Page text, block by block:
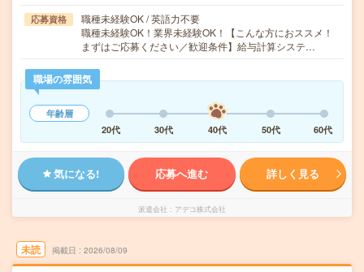
応募資格
職種未経験OK / 英語力不要
職種未経験OK！業界未経験OK！【こんな方におススメ！
まずはご応募ください／歓迎条件】給与計算システ…
職場の雰囲気
年齢層
20代
30代 40代 50代 60代
気になる! 応募へ進む 詳しく見る
派遣会社 アデコ株式会社
未読 掲載日 2026/08/09